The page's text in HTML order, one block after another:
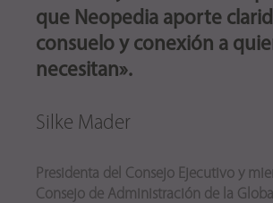
que Neopedia aporte
consuelo y conexión a
necesitan».
Silke Mader
Presidenta del Consejo Ejecutivo y
Consejo de Administración de la